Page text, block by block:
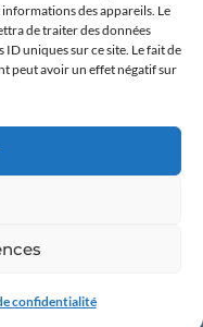
des appareils. Le
de traiter des données
uniques sur ce site. Le fait de
peut avoir un effet négatif sur
confidentialité
60
du site